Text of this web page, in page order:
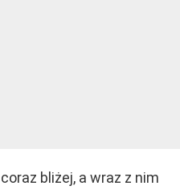
bliżej, a wraz z nim